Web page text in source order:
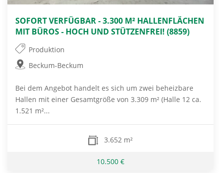
SOFORT VERFÜGBAR - 3.300 M² HALLENFLÄCHEN
MIT BÜROS - HOCH UND STÜTZENFREI! (8859)
Produktion
Beckum-Beckum
Bei dem Angebot handelt es sich um zwei beheizbare
Hallen mit einer Gesamtgröße von 3.309 m² (Halle 12 ca.
1.521 m²...
3.652 m²
10.500 €